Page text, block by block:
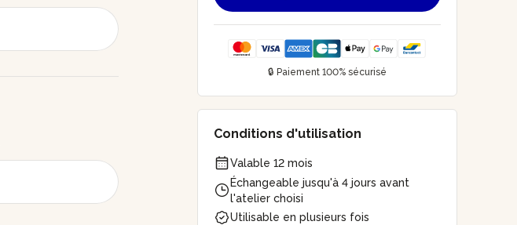
🔒 Paiement 100% sécurisé
Conditions d'utilisation
Valable 12 mois
Échangeable jusqu'à 4 jours avant
l'atelier choisi
Utilisable en plusieurs fois